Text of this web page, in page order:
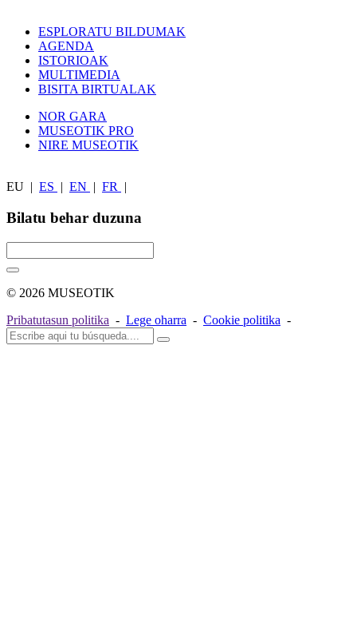
ESPLORATU BILDUMAK
AGENDA
ISTORIOAK
MULTIMEDIA
BISITA BIRTUALAK
NOR GARA
MUSEOTIK PRO
NIRE MUSEOTIK
EU | ES | EN | FR |
Bilatu behar duzuna
© 2026 MUSEOTIK
Pribatutasun politika - Lege oharra - Cookie politika -